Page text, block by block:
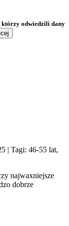
którzy odwiedzili dany
| Tagi: 46-55 lat,
najwaxniejsze
dobrze